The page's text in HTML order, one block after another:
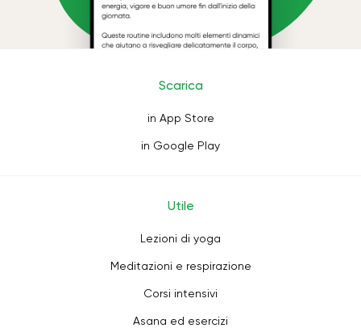
Scarica
in App Store
in Google Play
Utile
Lezioni di yoga
Meditazioni e respirazione
Corsi intensivi
Asana ed esercizi